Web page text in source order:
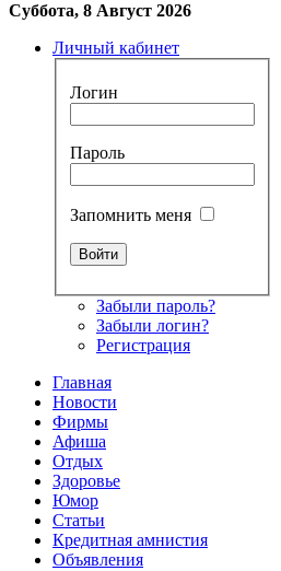
Суббота, 8 Август 2026
Личный кабинет
Логин
Пароль
Запомнить меня
Забыли пароль?
Забыли логин?
Регистрация
Главная
Новости
Фирмы
Афиша
Отдых
Здоровье
Юмор
Статьи
Кредитная амнистия
Объявления